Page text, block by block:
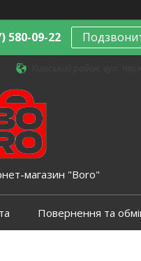
580-09-22
магазин "Boro"
Повернення та